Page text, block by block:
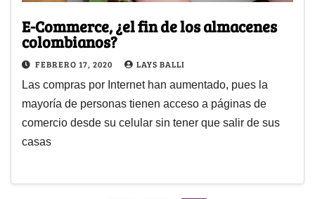
E-Commerce, ¿el fin de los almacenes
colombianos?
FEBRERO 17, 2020 LAYS BALLI
Las compras por Internet han aumentado, pues la
mayoría de personas tienen acceso a páginas de
comercio desde su celular sin tener que salir de sus
casas